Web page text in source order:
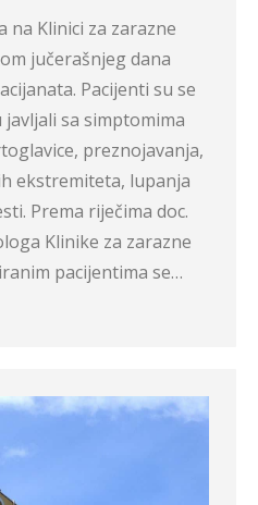
na Klinici za zarazne
jučerašnjeg dana
Pacijenti su se
sa simptomima
preznojavanja,
ekstremiteta, lupanja
Prema riječima doc.
Klinike za zarazne
pacijentima se…